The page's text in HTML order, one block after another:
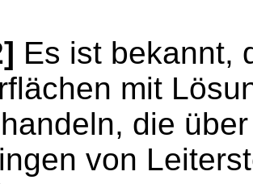
Es ist bekannt,
mit
die
von